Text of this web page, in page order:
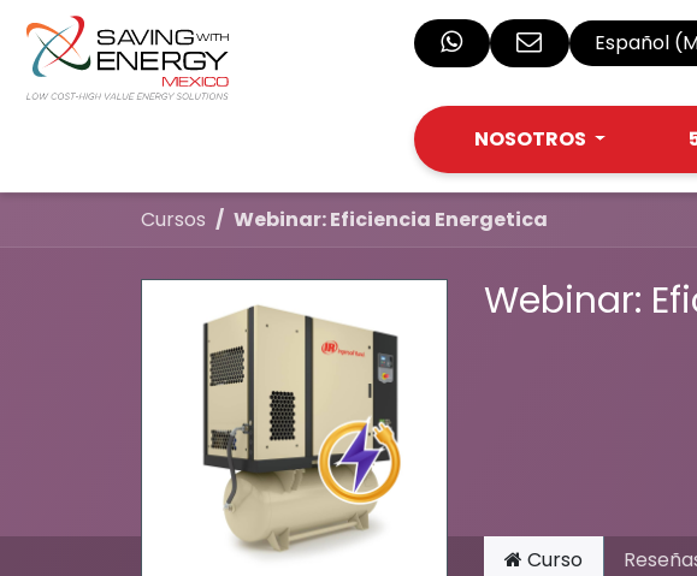
Ir al contenido
Español
NOSOTROS
Cursos Webinar: Eficiencia Energetica
Webinar:
Curso